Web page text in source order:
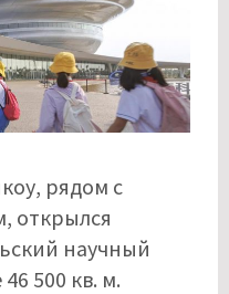
рядом с
открылся
научный
500 кв. м.